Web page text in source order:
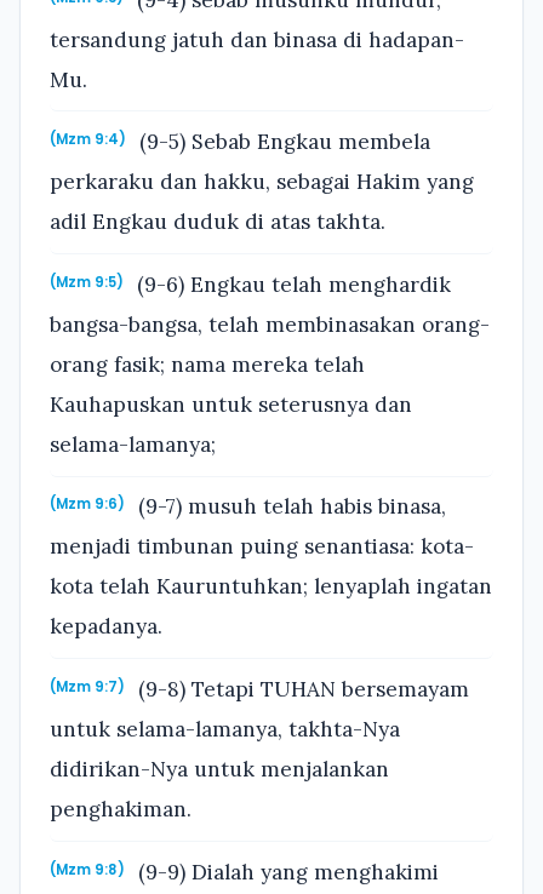
tersandung jatuh dan binasa di hadapan-
Mu.
(Mzm 9:4)
(9-5) Sebab Engkau membela
perkaraku dan hakku, sebagai Hakim yang
adil Engkau duduk di atas takhta.
(Mzm 9:5)
(9-6) Engkau telah menghardik
bangsa-bangsa, telah membinasakan orang-
orang fasik; nama mereka telah
Kauhapuskan untuk seterusnya dan
selama-lamanya;
(Mzm 9:6)
(9-7) musuh telah habis binasa,
menjadi timbunan puing senantiasa: kota-
kota telah Kauruntuhkan; lenyaplah ingatan
kepadanya.
(Mzm 9:7)
(9-8) Tetapi TUHAN bersemayam
untuk selama-lamanya, takhta-Nya
didirikan-Nya untuk menjalankan
penghakiman.
(Mzm 9:8)
(9-9) Dialah yang menghakimi